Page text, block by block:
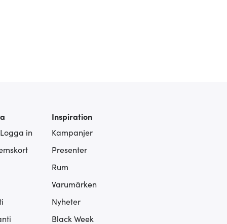
in
Inspiration
Kampanjer
Presenter
Rum
Varumärken
Nyheter
Black Week